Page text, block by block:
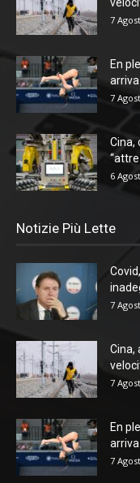
7
En
arriva
7
Cina,
6
Notizie Più Lette
7
Cina,
7
En
arriva
7